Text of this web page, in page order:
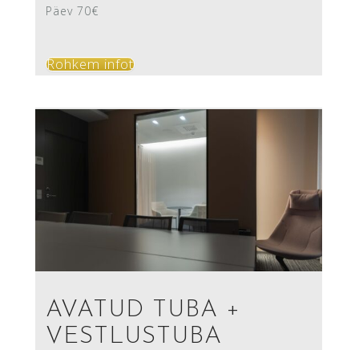
Päev 70€
Rohkem infot
AVATUD TUBA +
VESTLUSTUBA